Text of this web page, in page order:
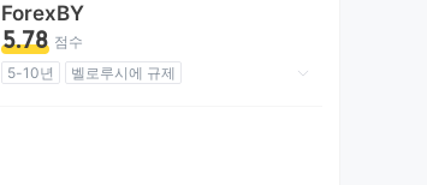
잠재적 위험성이 높음
ForexBY
5.78 점수
5-10년
벨로루시에 규제